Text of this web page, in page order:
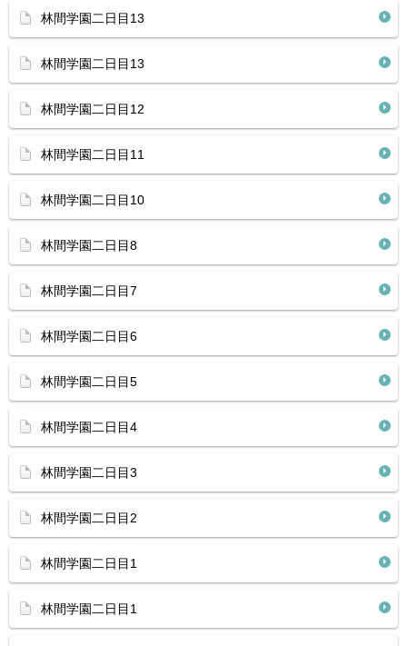
林間学園二日目13
林間学園二日目13
林間学園二日目12
林間学園二日目11
林間学園二日目10
林間学園二日目8
林間学園二日目7
林間学園二日目6
林間学園二日目5
林間学園二日目4
林間学園二日目3
林間学園二日目2
林間学園二日目1
林間学園二日目1